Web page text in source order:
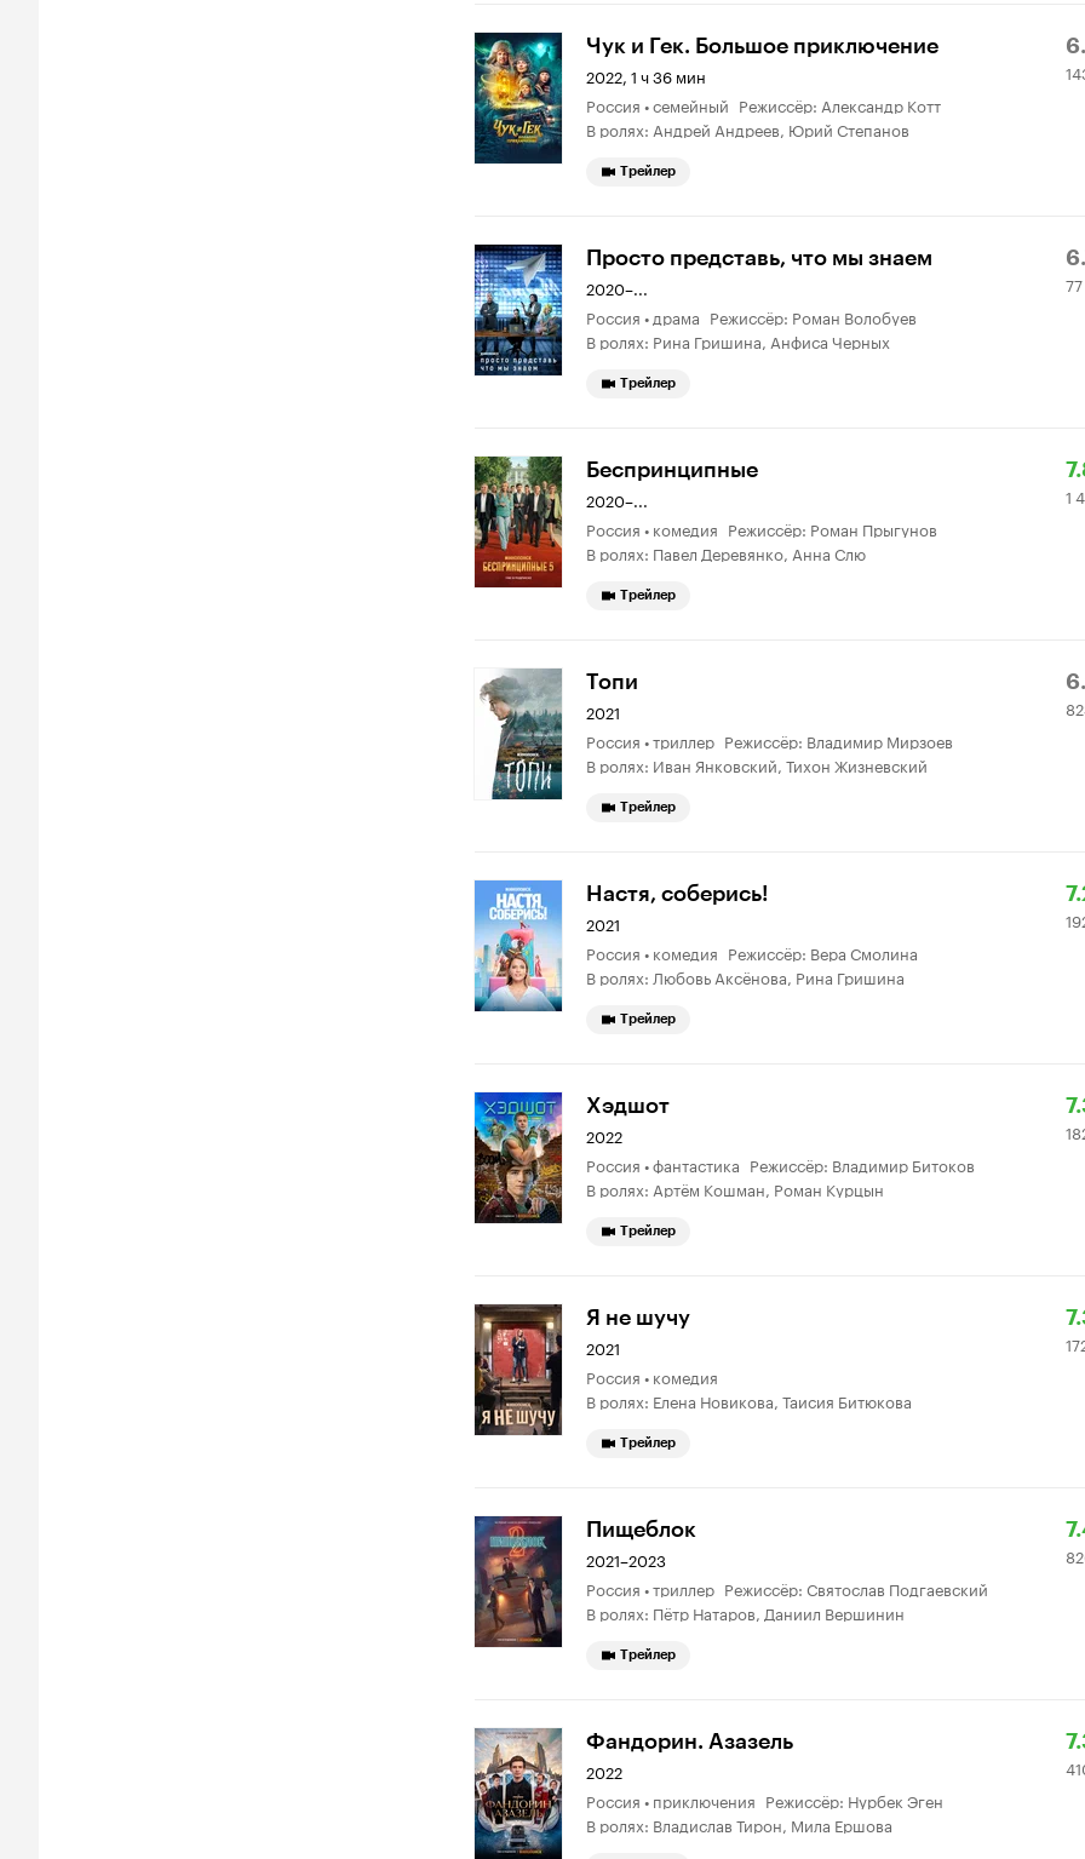
Чук и Гек. Большое приключение
2022, 1 ч 36 мин
Россия • семейный Режиссёр: Александр Котт
В ролях: Андрей Андреев, Юрий Степанов
Трейлер
Просто представь, что мы знаем
2020–...
Россия • драма Режиссёр: Роман Волобуев
В ролях: Рина Гришина, Анфиса Черных
77
Трейлер
Беспринципные
2020–...
Россия • комедия Режиссёр: Роман Прыгунов
В ролях: Павел Деревянко, Анна Слю
1
1
Трейлер
Топи
2021
Россия • триллер Режиссёр: Владимир Мирзоев
В ролях: Иван Янковский, Тихон Жизневский
Трейлер
Настя, соберись!
2021
Россия • комедия Режиссёр: Вера Смолина
В ролях: Любовь Аксёнова, Рина Гришина
Трейлер
Хэдшот
2022
Россия • фантастика Режиссёр: Владимир Битоков
В ролях: Артём Кошман, Роман Курцын
Трейлер
Я не шучу
2021
Россия • комедия
В ролях: Елена Новикова, Таисия Битюкова
Трейлер
Пищеблок
2021–2023
Россия • триллер Режиссёр: Святослав Подгаевский
В ролях: Пётр Натаров, Даниил Вершинин
Трейлер
Фандорин. Азазель
2022
Россия • приключения Режиссёр: Нурбек Эген
В ролях: Владислав Тирон, Мила Ершова